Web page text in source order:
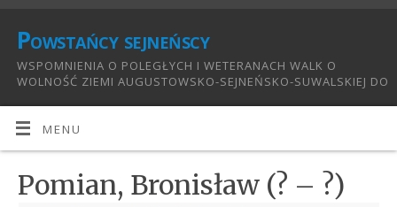
Powstańcy sejneńscy
WSPOMNIENIA O POLEGŁYCH I WETERANACH WALK O
WOLNOŚĆ ZIEMI AUGUSTOWSKO-SEJNEŃSKO-SUWALSKIEJ DO
MENU
Pomian, Bronisław (? – ?)